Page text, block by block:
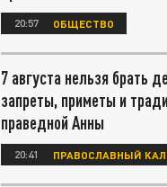
20:57 ОБЩЕСТВО
7 августа нельзя брать
запреты, приметы и
праведной Анны
20:41 ПРАВОСЛАВНЫЙ